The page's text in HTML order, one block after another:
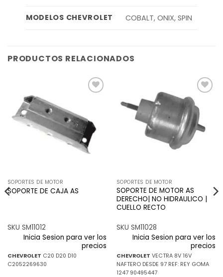
MODELOS CHEVROLET COBALT, ONIX, SPIN
PRODUCTOS RELACIONADOS
lista de
deseos
SOPORTES DE MOTOR
SOPORTE DE CAJA AS
SKU SM11012
Inicia Sesion para ver los
precios
CHEVROLET C20 D20 D10
C2052269630
Añadir
a la
lista de
deseos
SOPORTES DE MOTOR
SOPORTE DE MOTOR AS
DERECHO| NO HIDRAULICO |
CUELLO RECTO
SKU SM11028
Inicia Sesion para ver los
precios
CHEVROLET VECTRA 8V 16V
NAFTERO DESDE 97 REF: REY GOMA
1247 90495447